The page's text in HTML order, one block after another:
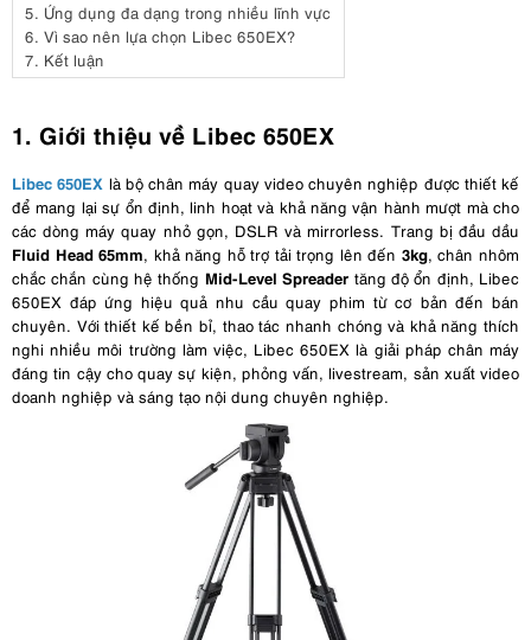
5. Ứng dụng đa dạng trong nhiều lĩnh vực
6. Vì sao nên lựa chọn Libec 650EX?
7. Kết luận
1. Giới thiệu về Libec 650EX
Libec 650EX là bộ chân máy quay video chuyên nghiệp được thiết kế
để mang lại sự ổn định, linh hoạt và khả năng vận hành mượt mà cho
các dòng máy quay nhỏ gọn, DSLR và mirrorless. Trang bị đầu dầu
Fluid Head 65mm, khả năng hỗ trợ tải trọng lên đến 3kg, chân nhôm
chắc chắn cùng hệ thống Mid-Level Spreader tăng độ ổn định, Libec
650EX đáp ứng hiệu quả nhu cầu quay phim từ cơ bản đến bán
chuyên. Với thiết kế bền bỉ, thao tác nhanh chóng và khả năng thích
nghi nhiều môi trường làm việc, Libec 650EX là giải pháp chân máy
đáng tin cậy cho quay sự kiện, phỏng vấn, livestream, sản xuất video
doanh nghiệp và sáng tạo nội dung chuyên nghiệp.